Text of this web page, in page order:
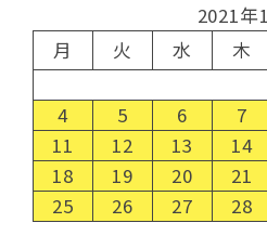
2021年
月
火 水 木
4
5 6 7
11
12 13 14
18
19 20 21
25
26 27 28